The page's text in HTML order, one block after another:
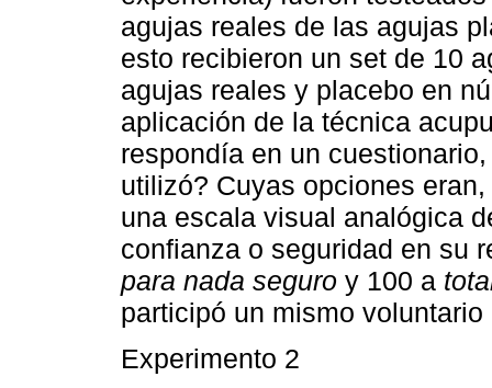
agujas reales de las agujas
esto recibieron un set de 10
agujas reales y placebo en
aplicación de la técnica
respondía en un
utilizó? Cuyas opciones
una escala visual analógica
confianza o seguridad en su
para nada seguro y 100 a
participó un mismo
Experimento 2